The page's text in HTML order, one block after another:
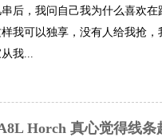
后，我问自己我为什么喜欢
我可以独享，没有人给我抢
我...
Horch 真心觉得线条